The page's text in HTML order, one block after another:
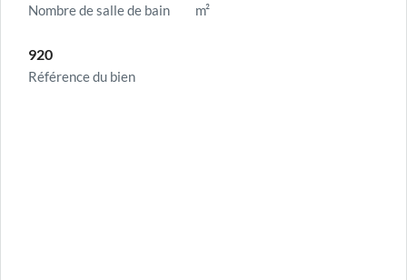
Nombre de salle de bain m²
920
Référence du bien